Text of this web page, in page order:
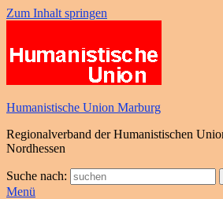
Zum Inhalt springen
Humanistische Union Marburg
Regionalverband der Humanistischen
Nordhessen
Suche nach:
Menü